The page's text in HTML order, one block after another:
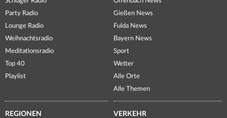
Party Radio
Lounge Radio
Weihnachtsradio
Meditationsradio
Top 40
Playlist
Gießen News
Fulda News
Bayern News
Sport
Wetter
Alle Orte
Alle Themen
REGIONEN VERKEHR